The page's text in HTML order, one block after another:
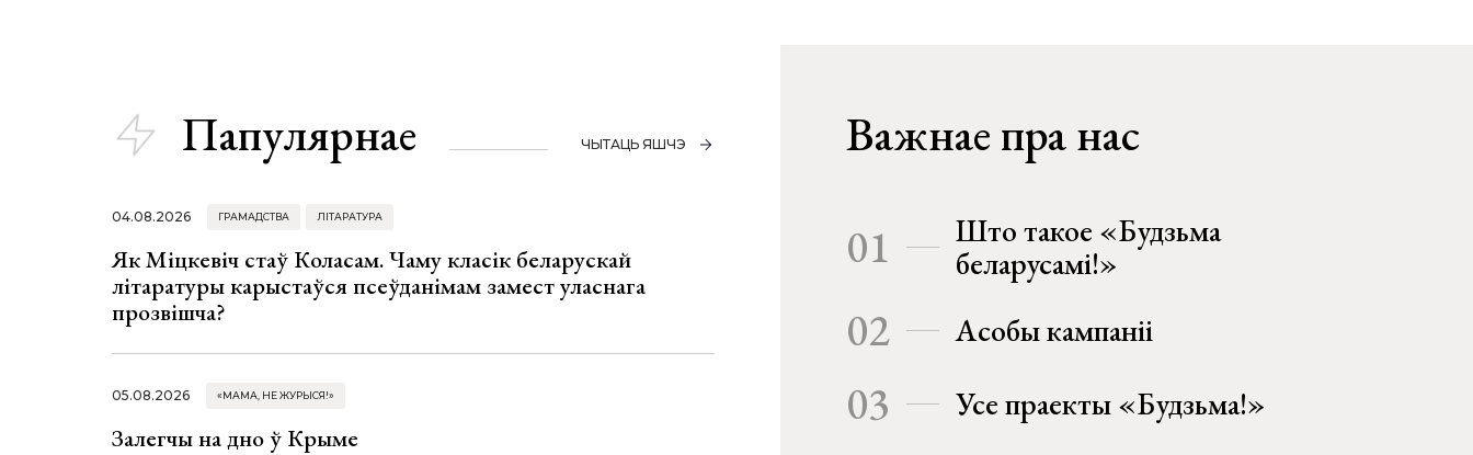
Папулярнае ЧЫТАЦЬ ЯШЧЭ
04.08.2026 ГРАМАДСТВА ЛІТАРАТУРА
Як Міцкевіч стаў Коласам. Чаму класік беларускай
літаратуры карыстаўся псеўданімам замест уласнага
прозвішча?
05.08.2026 «МАМА, НЕ ЖУРЫСЯ!»
Залегчы на дно ў Крыме
Важнае пра нас
01
Што такое «Будзьма
беларусамі!»
02 Асобы кампаніі
03 Усе праекты «Будзьма!»